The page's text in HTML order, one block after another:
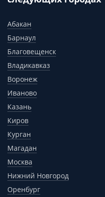
Абакан
Барнаул
Благовещенск
Владикавказ
Воронеж
Иваново
Казань
Киров
Курган
Магадан
Москва
Нижний Новгород
Оренбург